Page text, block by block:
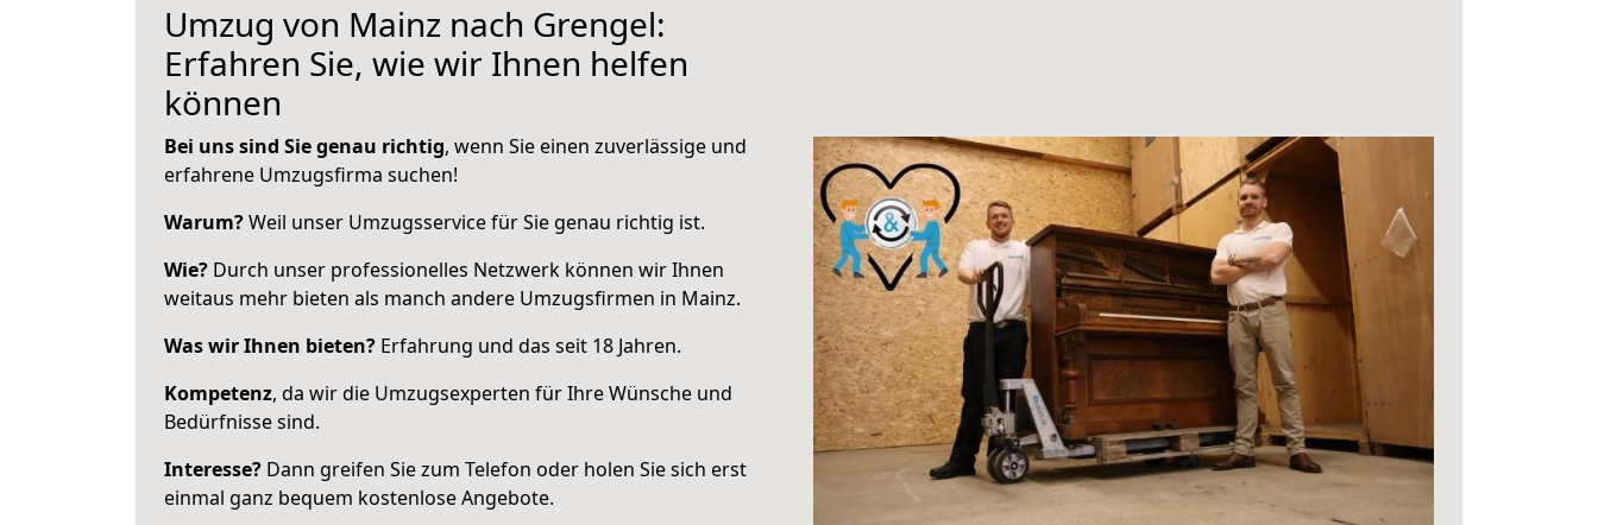
Umzug von Mainz nach Grengel:
Erfahren Sie, wie wir Ihnen helfen
können
Bei uns sind Sie genau richtig, wenn Sie einen zuverlässige und
erfahrene Umzugsfirma suchen!
Warum?Weil unser Umzugsservice für Sie genau richtig ist.
Wie? Durch unser professionelles Netzwerk können wir Ihnen
weitaus mehr bieten als manch andere Umzugsfirmen in Mainz.
Was wir Ihnen bieten? Erfahrung und das seit 18 Jahren.
Kompetenz, da wir die Umzugsexperten für Ihre Wünsche und
Bedürfnisse sind.
Interesse? Dann greifen Sie zum Telefon oder holen Sie sich erst
einmal ganz bequem kostenlose Angebote.